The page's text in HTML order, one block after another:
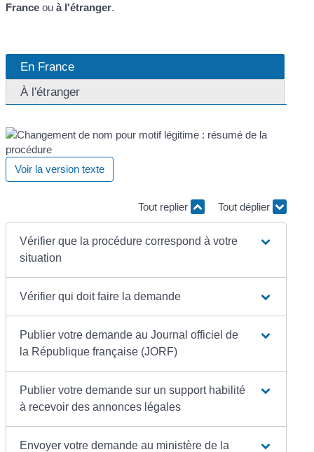
France ouà l'étranger.
En France
À l'étranger
Voir la version texte
Tout replier Tout déplier
Vérifier que la procédure correspond à votre
situation
Vérifier qui doit faire la demande
Publier votre demande au Journal officiel de
la République française (JORF)
Publier votre demande sur un support habilité
à recevoir des annonces légales
Envoyer votre demande au ministère de la